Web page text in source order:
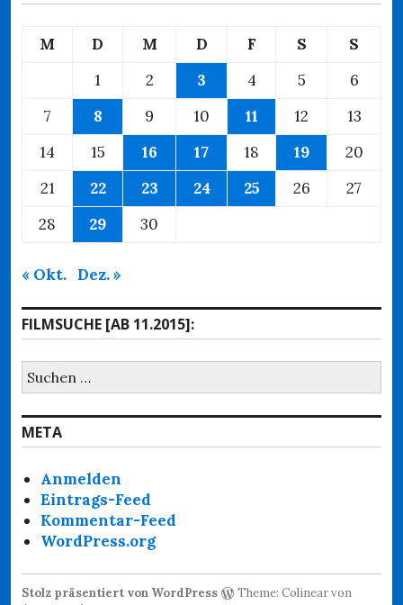
M D M D F S
S
1
2 3 4 5
6
7
8 9 10 11 12
13
14
15 16 17 18 19
20
21
22 23 24 25 26
27
28
29 30
« Okt. Dez. »
FILMSUCHE [AB 11.2015]:
Suchen
nach:
META
Anmelden
Eintrags-Feed
Kommentar-Feed
WordPress.org
Stolz präsentiert von WordPress
Theme: Colinear von